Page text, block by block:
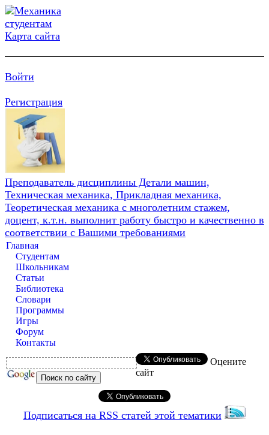
Карта сайта
Войти
Регистрация
Преподаватель дисциплины Детали машин,
Техническая механика, Прикладная механика,
Теоретическая механика с многолетним стажем,
доцент, к.т.н. выполнит работу быстро и качественно в
соответствии с Вашими требованиями
Главная
Студентам
Школьникам
Статьи
Библиотека
Словари
Программы
Игры
Форум
Контакты
Оцените
сайт
Подписаться на RSS статей этой тематики